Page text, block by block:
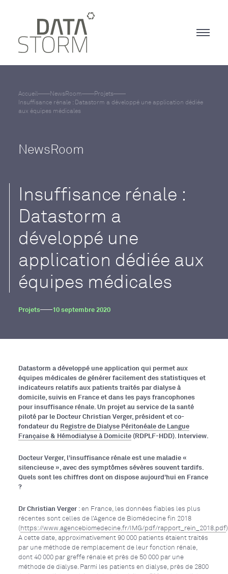
Accueil NewsRoom
Projets
Insuffisance rénale : Datastorm a développé une application dédiée
aux équipes médicales
NewsRoom
Insuffisance rénale :
Datastorm a
développé une
application dédiée aux
équipes médicales
Projets 10 septembre 2020
Datastorm a développé une application qui permet aux
équipes médicales de générer facilement des statistiques et
indicateurs relatifs aux patients traités par dialyse à
domicile, suivis en France et dans les pays francophones
pour insuffisance rénale. Un projet au service de la santé
piloté par le Docteur Christian Verger, président et co-
fondateur du Registre de Dialyse Péritonéale de Langue
Française & Hémodialyse à Domicile (RDPLF-HDD). Interview.
Docteur Verger, l’insuffisance rénale est une maladie «
silencieuse », avec des symptômes sévères souvent tardifs.
Quels sont les chiffres dont on dispose aujourd’hui en France
?
Dr Christian Verger : en France, les données fiables les plus
récentes sont celles de l’Agence de Biomédecine fin 2018
(https://www.agencebiomedecine.fr/IMG/pdf/rapport_rein_2018.pdf
A cette date, approximativement 90 000 patients étaient traités
par une méthode de remplacement de leur fonction rénale,
dont 40 000 par greffe rénale et près de 50 000 par une
méthode de dialyse. Parmi les patients en dialyse, près de 2800